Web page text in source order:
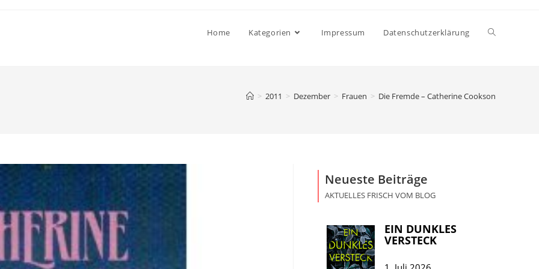
Home Kategorien Impressum Datenschutzerklärung
> 2011 > Dezember > Frauen > Die Fremde – Catherine Cookson
Neueste Beiträge
AKTUELLES FRISCH VOM BLOG
EIN DUNKLES
VERSTECK